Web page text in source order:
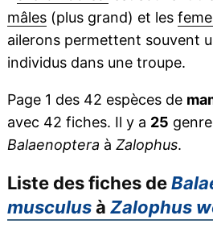
mâles(plus grand) et les
ailerons permettent souvent
individus dans une troupe.
Page 1 des 42 espèces de
avec 42 fiches. Il y a 25
Balaenoptera à Zalophus.
Liste des fiches de
musculusà Zalophus